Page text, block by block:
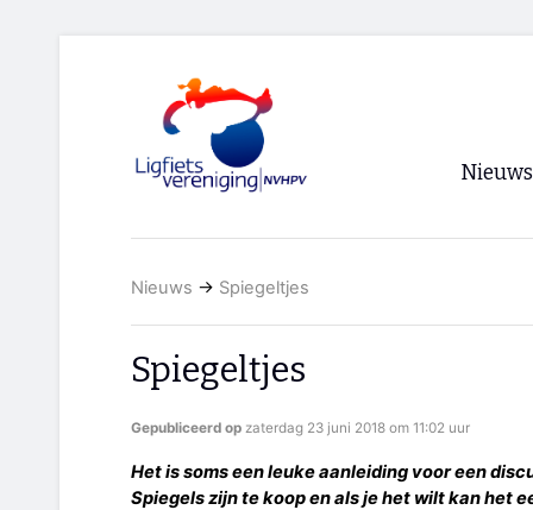
Nieuws
Nieuws → Spiegeltjes
Spiegeltjes
Gepubliceerd op zaterdag 23 juni 2018 om 11:02 uur
Het is soms een leuke aanleiding voor een
Spiegels zijn te koop en als je het wilt kan het